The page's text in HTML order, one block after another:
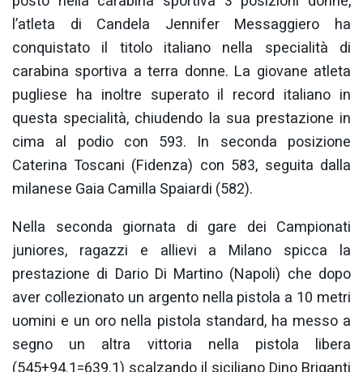
l’atleta di Candela Jennifer Messaggiero ha
conquistato il titolo italiano nella specialità di
carabina sportiva a terra donne. La giovane atleta
pugliese ha inoltre superato il record italiano in
questa specialità, chiudendo la sua prestazione in
cima al podio con 593. In seconda posizione
Caterina Toscani (Fidenza) con 583, seguita dalla
milanese Gaia Camilla Spaiardi (582).
Nella seconda giornata di gare dei Campionati
juniores, ragazzi e allievi a Milano spicca la
prestazione di Dario Di Martino (Napoli) che dopo
aver collezionato un argento nella pistola a 10 metri
uomini e un oro nella pistola standard, ha messo a
segno un altra vittoria nella pistola libera